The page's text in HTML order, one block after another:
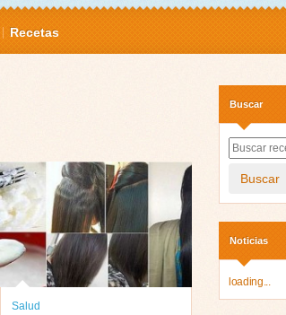
Recetas
Salud
Buscar
Buscar
Noticias
loading...